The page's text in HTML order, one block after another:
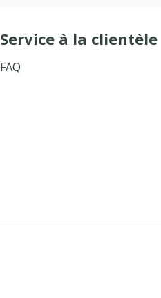
Service à la clientèle
FAQ